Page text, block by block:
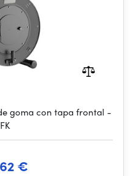
goma con tapa frontal -
€